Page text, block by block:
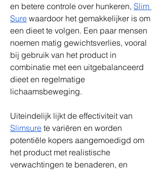
en betere controle over hunkeren, Slim
Sure waardoor het gemakkelijker is om
een ​​dieet te volgen. Een paar mensen
noemen matig gewichtsverlies, vooral
bij gebruik van het product in
combinatie met een uitgebalanceerd
dieet en regelmatige
lichaamsbeweging.
Slimsure te variëren en worden
potentiële kopers aangemoedigd om
het product met realistische
verwachtingen te benaderen, en